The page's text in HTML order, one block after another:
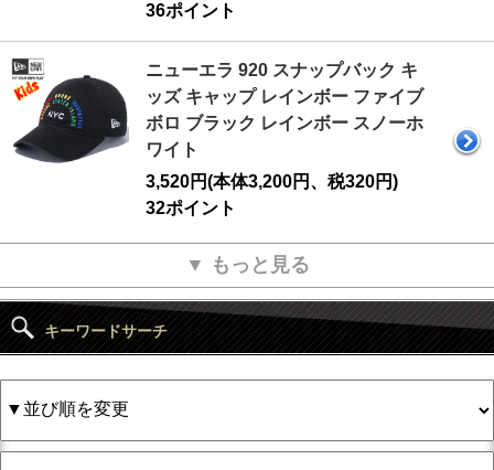
36ポイント
ニューエラ 920 スナップバック キ
ッズ キャップ レインボー ファイブ
ボロ ブラック レインボー スノーホ
ワイト
3,520円(本体3,200円、税320円)
32ポイント
▼ もっと見る
キーワードサーチ